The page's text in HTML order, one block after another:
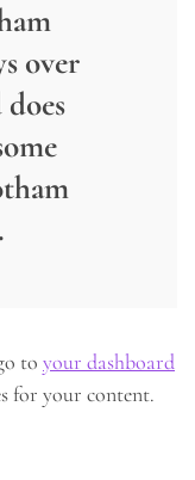
over
to your dashboard
for your content.